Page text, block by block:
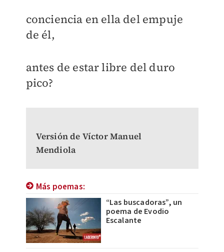
conciencia en ella del empuje
de él,
antes de estar libre del duro
pico?
Versión de Víctor Manuel
Mendiola
Más poemas:
“Las buscadoras”, un
poema de Evodio
Escalante